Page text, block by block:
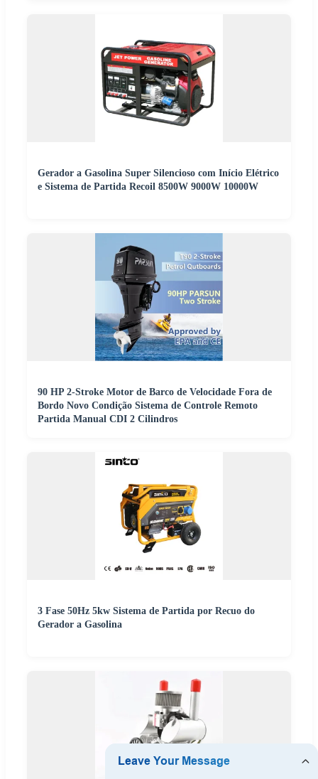
Gerador a Gasolina Super Silencioso com Início Elétrico
e Sistema de Partida Recoil 8500W 9000W 10000W
90 HP 2-Stroke Motor de Barco de Velocidade Fora de
Bordo Novo Condição Sistema de Controle Remoto
Partida Manual CDI 2 Cilindros
3 Fase 50Hz 5kw Sistema de Partida por Recuo do
Gerador a Gasolina